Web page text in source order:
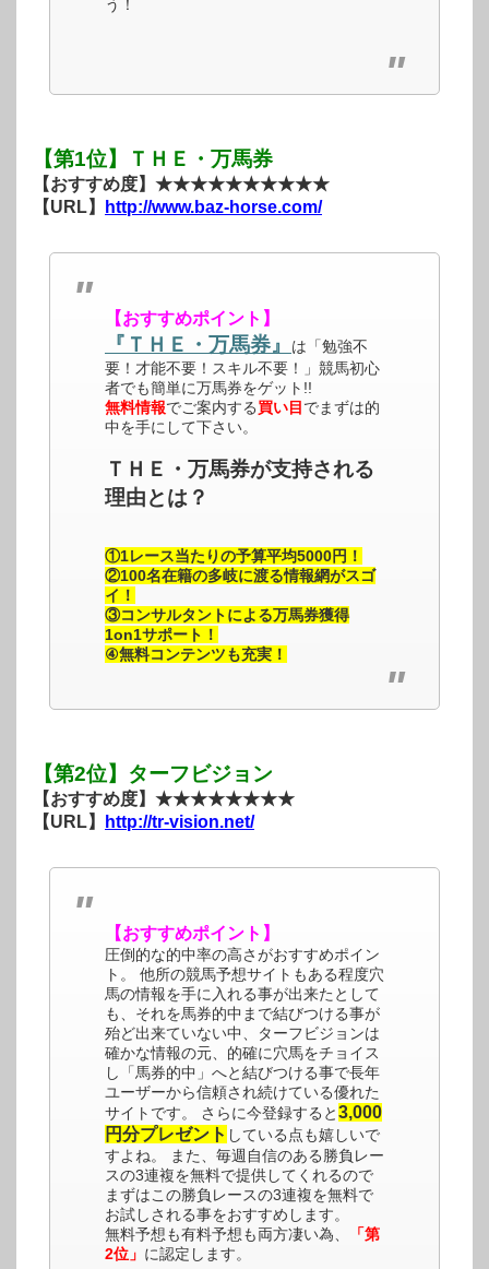
う！
【第1位】ＴＨＥ・万馬券
【おすすめ度】★★★★★★★★★★
【URL】
http://www.baz-horse.com/
【おすすめポイント】
『ＴＨＥ・万馬券』
は「勉強不
要！才能不要！スキル不要！」競馬初心
者でも簡単に万馬券をゲット!!
無料情報でご案内する買い目 でまずは的
中を手にして下さい。
ＴＨＥ・万馬券が支持される
理由とは？
①1レース当たりの予算平均5000円！
②100名在籍の多岐に渡る情報網がスゴ
イ！
③コンサルタントによる万馬券獲得
1on1サポート！
④無料コンテンツも充実！
【第2位】ターフビジョン
【おすすめ度】★★★★★★★★
【URL】
http://tr-vision.net/
【おすすめポイント】
圧倒的な的中率の高さがおすすめポイン
ト。 他所の競馬予想サイトもある程度穴
馬の情報を手に入れる事が出来たとして
も、それを馬券的中まで結びつける事が
殆ど出来ていない中、ターフビジョンは
確かな情報の元、的確に穴馬をチョイス
し「馬券的中」へと結びつける事で長年
ユーザーから信頼され続けている優れた
サイトです。 さらに今登録すると3,000
円分プレゼント している点も嬉しいで
すよね。 また、毎週自信のある勝負レー
スの3連複を無料で提供してくれるので
まずはこの勝負レースの3連複を無料で
お試しされる事をおすすめします。
無料予想も有料予想も両方凄い為、
「第
2位」 に認定します。